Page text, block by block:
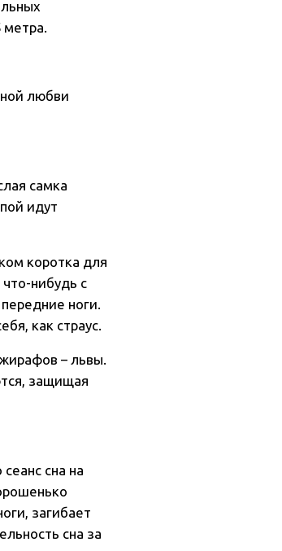
метра.
любви
самка
идут
коротка для
нибудь с
ноги.
как страус.
– львы.
защищая
сна на
загибает
сна за